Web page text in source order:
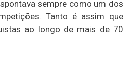
sempre como um dos
Tanto é assim que
ao longo de mais de 70